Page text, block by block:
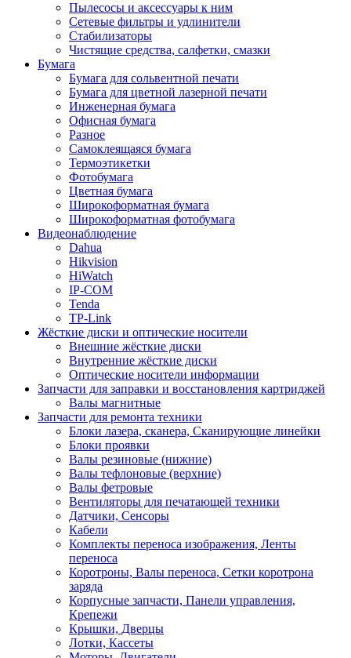
Пылесосы и аксессуары к ним
Сетевые фильтры и удлинители
Стабилизаторы
Чистящие средства, салфетки, смазки
Бумага
Бумага для сольвентной печати
Бумага для цветной лазерной печати
Инженерная бумага
Офисная бумага
Разное
Самоклеящаяся бумага
Термоэтикетки
Фотобумага
Цветная бумага
Широкоформатная бумага
Широкоформатная фотобумага
Видеонаблюдение
Dahua
Hikvision
HiWatch
IP-COM
Tenda
TP-Link
Жёсткие диски и оптические носители
Внешние жёсткие диски
Внутренние жёсткие диски
Оптические носители информации
Запчасти для заправки и восстановления картриджей
Валы магнитные
Запчасти для ремонта техники
Блоки лазера, сканера, Сканирующие линейки
Блоки проявки
Валы резиновые (нижние)
Валы тефлоновые (верхние)
Валы фетровые
Вентиляторы для печатающей техники
Датчики, Сенсоры
Кабели
Комплекты переноса изображения, Ленты
переноса
Коротроны, Валы переноса, Сетки коротрона
заряда
Корпусные запчасти, Панели управления,
Крепежи
Крышки, Дверцы
Лотки, Кассеты